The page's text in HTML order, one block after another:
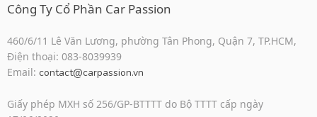
Công Ty Cổ Phần Car Passion
460/6/11 Lê Văn Lương, phường Tân Phong, Quận 7, TP.HCM,
Điện thoại: 083-8039939
Email: contact@carpassion.vn
Giấy phép MXH số 256/GP-BTTTT do Bộ TTTT cấp ngày